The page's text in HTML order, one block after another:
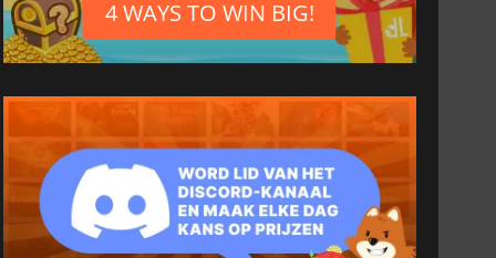
4 WAYS TO WIN BIG!